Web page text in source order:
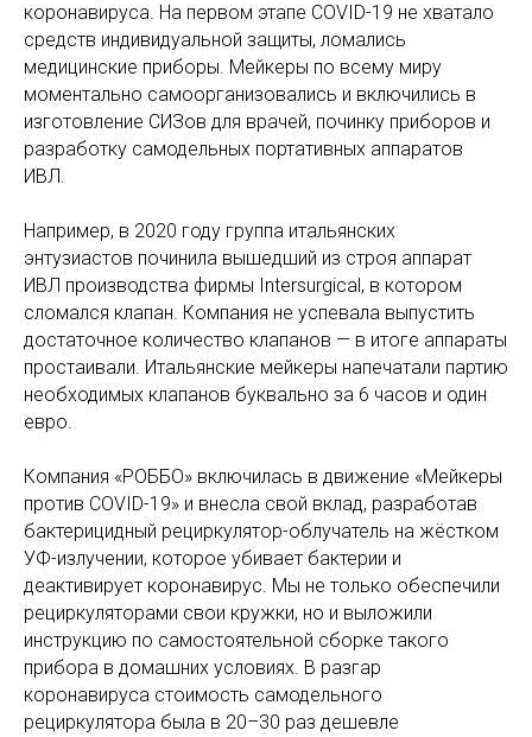
коронавируса. На первом этапе COVID-19 не хватало
средств индивидуальной защиты, ломались
медицинские приборы. Мейкеры по всему миру
моментально самоорганизовались и включились в
изготовление СИЗов для врачей, починку приборов и
разработку самодельных портативных аппаратов
ИВЛ.
Например, в 2020 году группа итальянских
энтузиастов починила вышедший из строя аппарат
ИВЛ производства фирмы Intersurgical, в котором
сломался клапан. Компания не успевала выпустить
достаточное количество клапанов — в итоге аппараты
простаивали. Итальянские мейкеры напечатали партию
необходимых клапанов буквально за 6 часов и один
евро.
Компания «РОББО» включилась в движение «Мейкеры
против COVID-19» и внесла свой вклад, разработав
бактерицидный рециркулятор-облучатель на жёстком
УФ-излучении, которое убивает бактерии и
деактивирует коронавирус. Мы не только обеспечили
рециркуляторами свои кружки, но и выложили
инструкцию по самостоятельной сборке такого
прибора в домашних условиях. В разгар
коронавируса стоимость самодельного
рециркулятора была в 20–30 раз дешевле